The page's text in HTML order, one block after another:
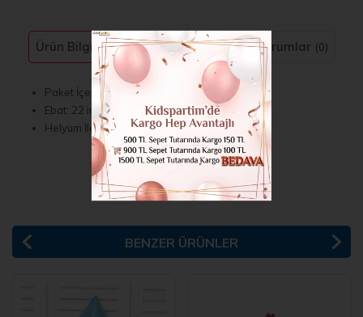
Ürün Bilgisi Taksit Seçenekleri Yorumlar (0)
Paket İçerisinde 1 adet Bulunmaktadır.
Ebat: 22 inç 60 cm
Helyum İle Uçan Balon Yapabilirsiniz
BENZER ÜRÜNLER